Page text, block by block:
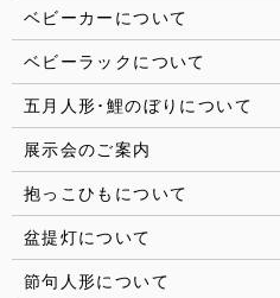
ベビーカーについて
ベビーラックについて
五月人形･鯉のぼりについて
展示会のご案内
抱っこひもについて
盆提灯について
節句人形について